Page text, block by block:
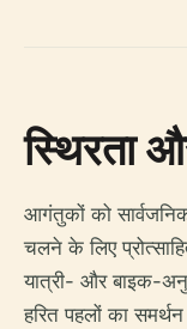
स्थिरता
आगंतुकों को
चलने के लिए
यात्री- और बाइक-
हरित पहलों का